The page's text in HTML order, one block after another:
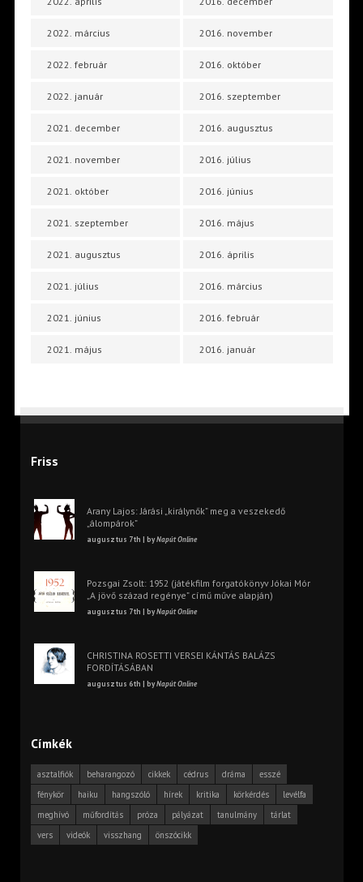
2022. március
2022. február
2022. január
2021. december
2021. november
2021. október
2021. szeptember
2021. augusztus
2021. július
2021. június
2021. május
2016. november
2016. október
2016. szeptember
2016. augusztus
2016. július
2016. június
2016. május
2016. április
2016. március
2016. február
2016. január
Friss
Arany Lajos: Járási „királynők” meg a veszekedő
„álompárok”
augusztus 7th | byNapút Online
Pozsgai Zsolt: 1952 (játékfilm forgatókönyv Jókai Mór
„A jövő század regénye” című műve alapján)
augusztus 7th | byNapút Online
CHRISTINA ROSETTI VERSEI KÁNTÁS BALÁZS
FORDÍTÁSÁBAN
augusztus 6th | byNapút Online
Címkék
asztalfiók beharangozó cikkek cédrus dráma
esszé
fénykör
haiku hangszóló hírek kritika körkérdés
levélfa
meghívó
műfordítás próza pályázat tanulmány
tárlat
vers
videók visszhang önszócikk